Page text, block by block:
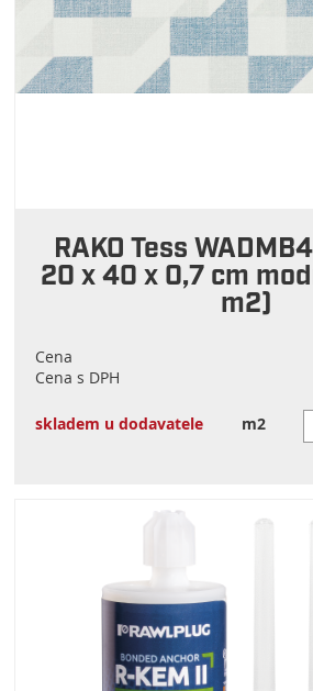
RAKO Tess
20 x 40 x 0,7 cm
m2)
Cena
Cena s DPH
skladem u dodavatele m2